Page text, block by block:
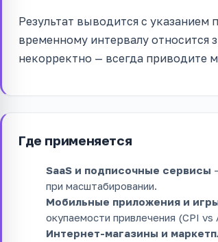
Результат выводится с
временному интервалу относится
некорректно — всегда приводите
Где применяется
SaaS и подписочные сервисы
при масштабировании.
Мобильные приложения и
окупаемости привлечения (CPI vs
Интернет-магазины и